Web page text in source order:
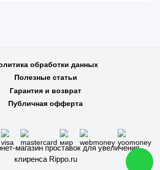
обработки данных
Полезные статьи
Гарантия и возврат
Публичная офферта
магазин проставок для увеличения
клиренса Rippo.ru